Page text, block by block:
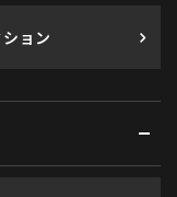
ョン